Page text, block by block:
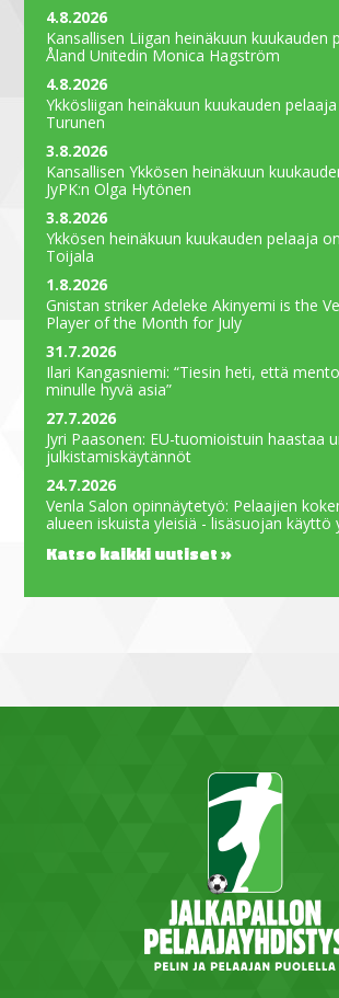
4.8.2026
Kansallisen Liigan heinäkuun kuukauden
Åland Unitedin Monica Hagström
4.8.2026
Ykkösliigan heinäkuun kuukauden
Turunen
3.8.2026
Kansallisen Ykkösen heinäkuun
JyPK:n Olga Hytönen
3.8.2026
Ykkösen heinäkuun kuukauden pelaaja
Toijala
1.8.2026
Gnistan striker Adeleke Akinyemi is the
Player of the Month for July
31.7.2026
Ilari Kangasniemi: “Tiesin heti, että
minulle hyvä asia”
27.7.2026
Jyri Paasonen: EU-tuomioistuin haastaa
julkistamiskäytännöt
24.7.2026
Venla Salon opinnäytetyö: Pelaajien
alueen iskuista yleisiä - lisäsuojan käyttö
Katso kaikki uutiset »